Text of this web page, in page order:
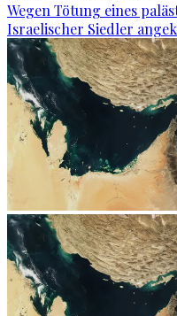
Wegen Tötung eines
Israelischer Siedler